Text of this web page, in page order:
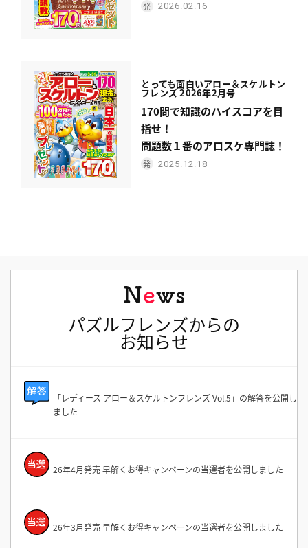
2026.02.16
とっても面白いアロー＆スケルトン
フレンズ 2026年2月号
170問で知識のハイスコアを目
指せ！
問題数１番のアロスケ専門誌！
2025.12.18
パズルフレンズからの
お知らせ
「レディース アロー＆スケルトンフレンズ Vol.5」の解答を公開し
ました
26年4月発売 早解くお得キャンペーンの当選者を公開しました
26年3月発売 早解くお得キャンペーンの当選者を公開しました